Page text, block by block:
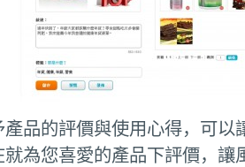
產品的評價與使用心得，可以
就為您喜愛的產品下評價，讓